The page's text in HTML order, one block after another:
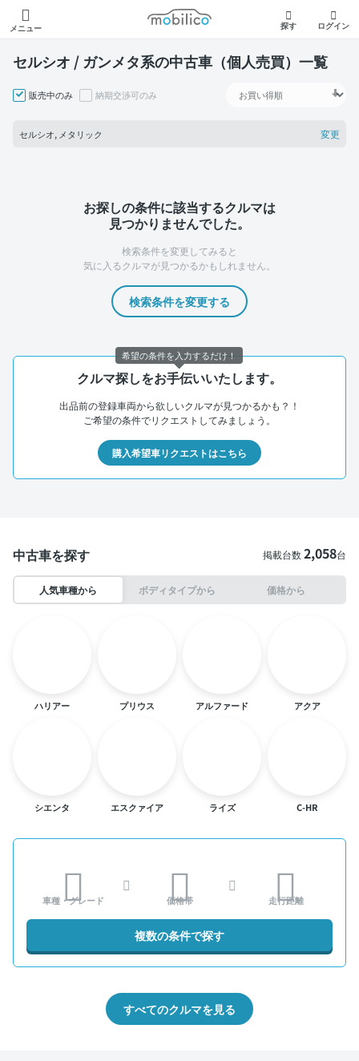
メニュー
モビリコ
探す ログイン
セルシオ / ガンメタ系の中古車（個人売買）一覧
販売中のみ 納期交渉可のみ
セルシオ, メタリック 変更
お探しの条件に該当するクルマは
見つかりませんでした。
検索条件を変更してみると
気に入るクルマが見つかるかもしれません。
検索条件を変更する
クルマ探しをお手伝いいたします。
出品前の登録車両から欲しいクルマが見つかるかも？！
ご希望の条件でリクエストしてみましょう。
購入希望車リクエストはこちら
中古車を探す 掲載台数2,058台
人気車種から ボディタイプから 価格から
ハリアー プリウス アルファード アクア
シエンタ エスクァイア ライズ C-HR
車種・グレード 価格帯 走行距離
複数の条件で探す
すべてのクルマを見る
希望の条件を入力するだけ！